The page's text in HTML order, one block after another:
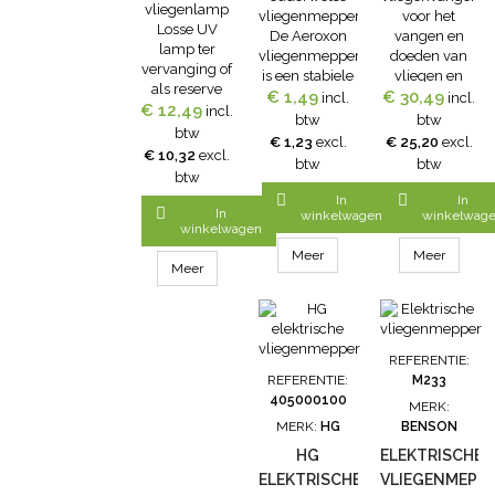
vliegenlamp
Losse UV
lamp ter
vervanging of
als reserve
voor de
Armadilha 15
vliegenlamp.
De lamp van 8
eenvoudig te
vervangen
€ 12,49 incl.
btw
€ 10,32 excl.
btw

In
winkelwagen
Meer
vliegenmepper.
De Aeroxon
vliegenmepper
is een stabiele
vliegenmepper
van
hoogwaardige
kwaliteit. Vlekt
dat de vliegen
geplet
worden. Zeer
stevig en toch
soepel.
€ 1,49 incl.
btw
€ 1,23 excl.
btw

In
winkelwagen
Meer
voor het
vangen en
doeden van
vliegen en
muggen.
De Knock Pest
Insectenlamp
5 Watt die uit
insecten
vangt. De
Knock Pest
Insectenlamp
ook gebruik
van speciaal
blauw ultra-
violet licht.
unieke
combinatie is
de Knock Pest
Insectenlamp
€ 30,49 incl.
btw
€ 25,20 excl.
btw

In
Meer
REFERENTIE:
405000100
MERK: HG
HG
ELEKTRISCHE
REFERENTIE:
M233
MERK:
BENSON
ELEKTRISCHE